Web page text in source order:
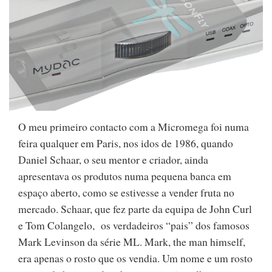
O meu primeiro contacto com a Micromega foi numa
feira qualquer em Paris, nos idos de 1986, quando
Daniel Schaar, o seu mentor e criador, ainda
apresentava os produtos numa pequena banca em
espaço aberto, como se estivesse a vender fruta no
mercado. Schaar, que fez parte da equipa de John Curl
e Tom Colangelo, os verdadeiros “pais” dos famosos
Mark Levinson da série ML. Mark, the man himself,
era apenas o rosto que os vendia. Um nome e um rosto